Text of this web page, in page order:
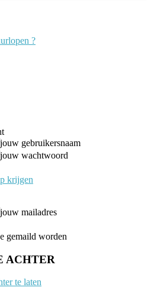
?
jouw gebruikersnaam
jouw wachtwoord
krijgen
jouw mailadres
gemaild worden
ACHTER
te laten